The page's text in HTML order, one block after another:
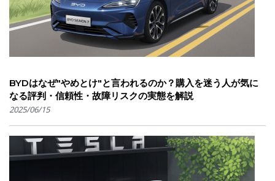
BYDはなぜ"やめとけ"と言われるのか？購入を迷う人が気に
なる評判・信頼性・故障リスクの実態を解説
2025/06/15